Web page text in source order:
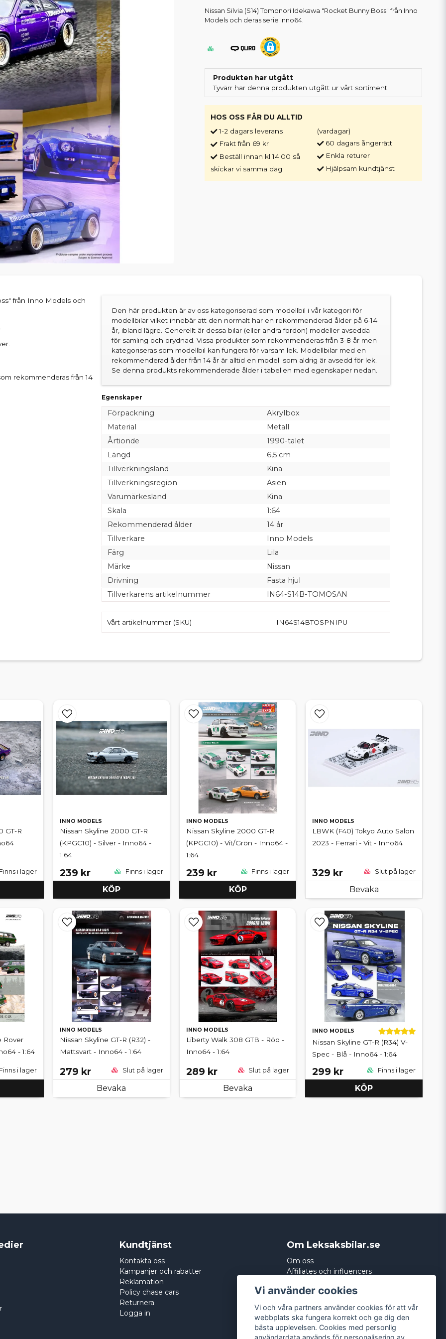
Nissan Silvia (S14) Tomonori Idekawa "Rocket Bunny Boss" från Inno
Models och deras serie Inno64.
Produkten har utgått
Tyvärr har denna produkten utgått ur vårt sortiment
HOS OSS FÅR DU ALLTID
1-2 dagars leverans
Frakt från 69 kr
Beställ innan kl 14.00 så
skickar vi samma dag
(vardagar)
60 dagars ångerrätt
Enkla returer
Hjälpsam kundtjänst
från Inno Models och
rekommenderas från 14
Den här produkten är av oss kategoriserad som modellbil i vår kategori för
modellbilar vilket innebär att den normalt har en rekommenderad ålder på 6-14
år, ibland lägre. Generellt är dessa bilar (eller andra fordon) modeller avsedda
för samling och prydnad. Vissa produkter som rekommenderas från 3-8 år men
kategoriseras som modellbil kan fungera för varsam lek. Modellbilar med en
rekommenderad ålder från 14 år är alltid en modell som aldrig är avsedd för lek.
Se denna produkts rekommenderade ålder i tabellen med egenskaper nedan.
Egenskaper
Förpackning
Akrylbox
Material
Metall
Årtionde
1990-talet
Längd
6,5 cm
Tillverkningsland
Kina
Tillverkningsregion
Asien
Varumärkesland
Kina
Skala
1:64
Rekommenderad ålder
14 år
Tillverkare
Inno Models
Färg
Lila
Märke
Nissan
Drivning
Fasta hjul
Tillverkarens artikelnummer
IN64-S14B-TOMOSAN
Vårt artikelnummer (SKU) IN64S14BTOSPNIPU
GT-R
Finns i lager
INNO MODELS
Nissan Skyline 2000 GT-R
(KPGC10) - Silver - Inno64 -
1:64
239 kr Finns i lager
KÖP
INNO MODELS
Nissan Skyline 2000 GT-R
(KPGC10) - Vit/Grön - Inno64 -
1:64
239 kr Finns i lager
KÖP
INNO MODELS
LBWK (F40) Tokyo Auto Salon
2023 - Ferrari - Vit - Inno64
329 kr Slut på lager
Bevaka
Rover
- 1:64
Finns i lager
INNO MODELS
Nissan Skyline GT-R (R32) -
Mattsvart - Inno64 - 1:64
279 kr Slut på lager
Bevaka
INNO MODELS
Liberty Walk 308 GTB - Röd -
Inno64 - 1:64
289 kr Slut på lager
Bevaka
INNO MODELS
Nissan Skyline GT-R (R34) V-
Spec - Blå - Inno64 - 1:64
299 kr Finns i lager
KÖP
Kundtjänst
Kontakta oss
Kampanjer och rabatter
Reklamation
Policy chase cars
Returnera
Logga in
Om Leksaksbilar.se
Om oss
Affiliates och influencers
Integritetspolicy
Vi använder cookies
Vi och våra partners använder cookies för att vår
webbplats ska fungera korrekt och ge dig den
bästa upplevelsen. Cookies med personlig